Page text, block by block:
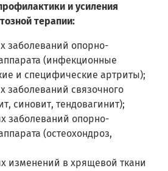
и усиления
терапии:
заболеваний опорно-
(инфекционные
и специфические артриты);
заболеваний связочного
синовит, тендовагинит);
заболеваний опорно-
(остеохондроз,
изменений в хрящевой ткани